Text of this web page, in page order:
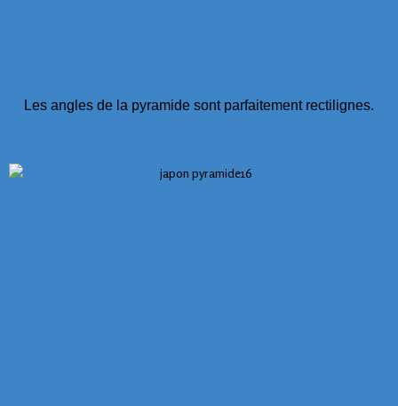
Les angles de la pyramide sont parfaitement rectilignes.